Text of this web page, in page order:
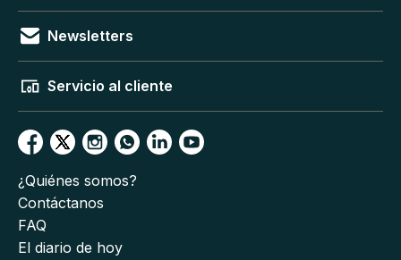
Newsletters
Servicio al cliente
¿Quiénes somos?
Contáctanos
FAQ
El diario de hoy